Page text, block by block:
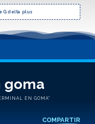
G delta plus
goma
EN GOMA”
COMPARTIR